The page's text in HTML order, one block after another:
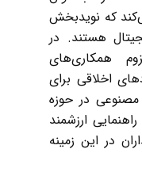
که نویدبخش
هستند. در
همکاری‌های
اخلاقی برای
در حوزه
ارزشمند
در این زمینه